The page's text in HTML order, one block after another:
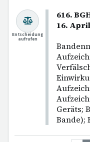
616.
16.
Geräts;
Bande);
Entscheidung
aufrufen